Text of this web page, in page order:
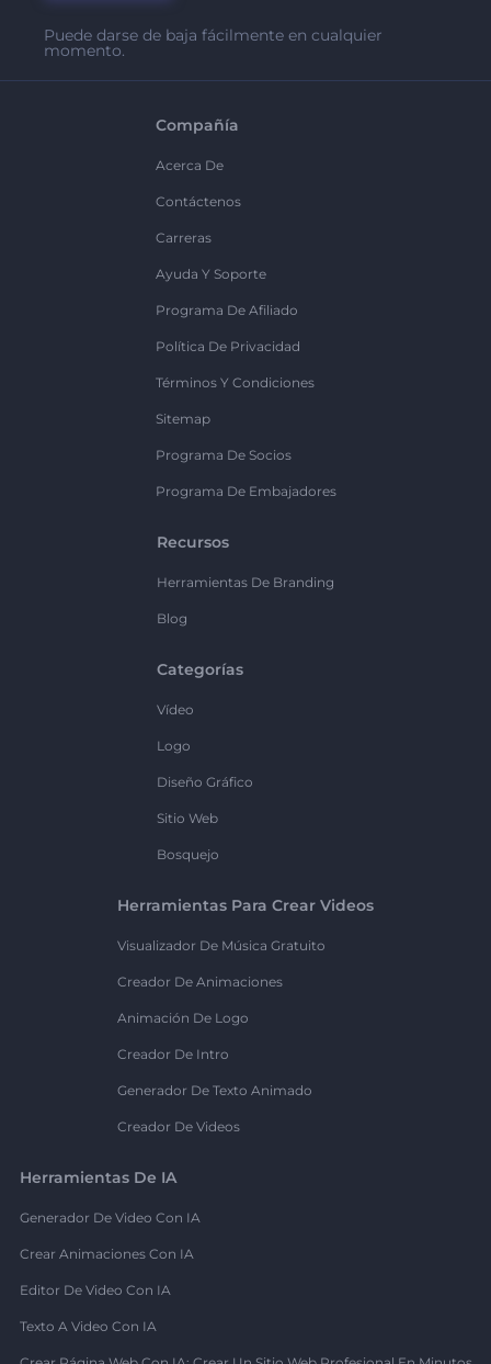
Puede darse de baja fácilmente en cualquier
momento.
Compañía
Acerca De
Contáctenos
Carreras
Ayuda Y Soporte
Programa De Afiliado
Política De Privacidad
Términos Y Condiciones
Sitemap
Programa De Socios
Programa De Embajadores
Recursos
Herramientas De Branding
Blog
Categorías
Vídeo
Logo
Diseño Gráfico
Sitio Web
Bosquejo
Herramientas Para Crear Videos
Visualizador De Música Gratuito
Creador De Animaciones
Animación De Logo
Creador De Intro
Generador De Texto Animado
Creador De Videos
Herramientas De IA
Generador De Video Con IA
Crear Animaciones Con IA
Editor De Video Con IA
Texto A Video Con IA